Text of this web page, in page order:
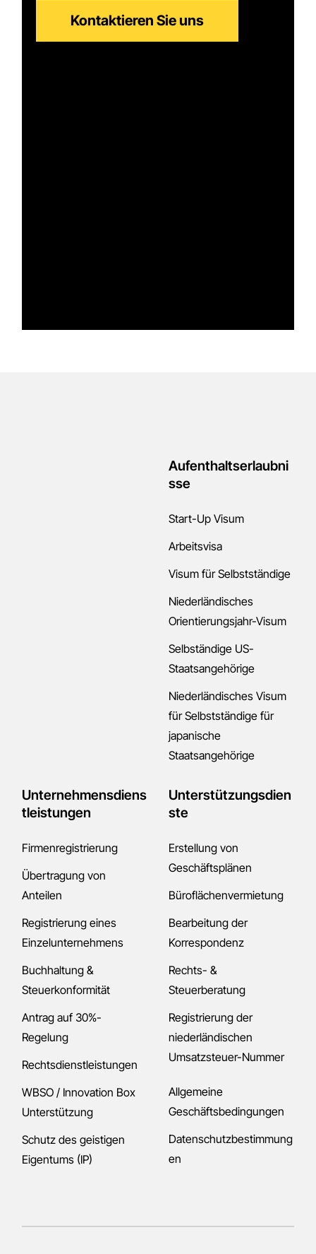
Kontaktieren Sie uns
Aufenthaltserlaubni
sse
Start-Up Visum
Arbeitsvisa
Visum für Selbstständige
Niederländisches
Orientierungsjahr-Visum
Selbständige US-
Staatsangehörige
Niederländisches Visum
für Selbstständige für
japanische
Staatsangehörige
Unternehmensdiens
tleistungen
Firmenregistrierung
Übertragung von
Anteilen
Registrierung eines
Einzelunternehmens
Buchhaltung &
Steuerkonformität
Antrag auf 30%-
Regelung
Rechtsdienstleistungen
WBSO / Innovation Box
Unterstützung
Schutz des geistigen
Eigentums (IP)
Unterstützungsdien
ste
Erstellung von
Geschäftsplänen
Büroflächenvermietung
Bearbeitung der
Korrespondenz
Rechts- &
Steuerberatung
Registrierung der
niederländischen
Umsatzsteuer-Nummer
Allgemeine
Geschäftsbedingungen
Datenschutzbestimmung
en